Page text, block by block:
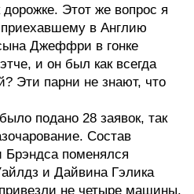
дорожке. Этот же вопрос я
в Англию
Джеффри в гонке
и он был как всегда
Эти парни не знают, что
подано 28 заявок, так
Состав
Брэндса поменялся
и Дайвина Гэлика
не четыре машины,